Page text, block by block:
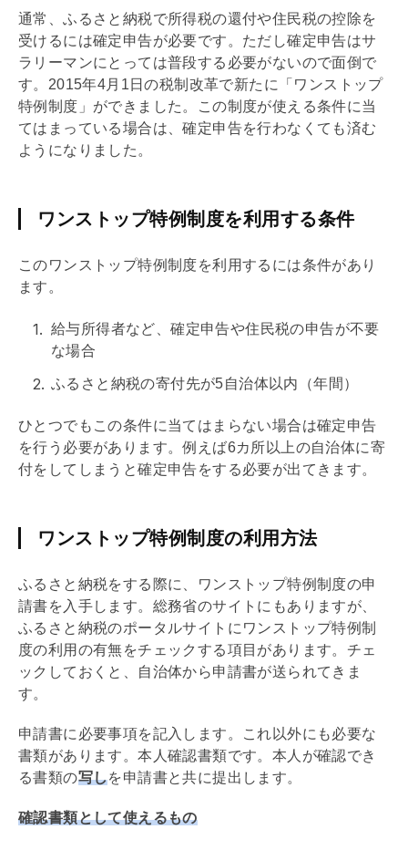
通常、ふるさと納税で所得税の還付や住民税の控除を
受けるには確定申告が必要です。ただし確定申告はサ
ラリーマンにとっては普段する必要がないので面倒で
す。2015年4月1日の税制改革で新たに「ワンストップ
特例制度」ができました。この制度が使える条件に当
てはまっている場合は、確定申告を行わなくても済む
ようになりました。
ワンストップ特例制度を利用する条件
このワンストップ特例制度を利用するには条件があり
ます。
給与所得者など、確定申告や住民税の申告が不要
な場合
ふるさと納税の寄付先が5自治体以内（年間）
ひとつでもこの条件に当てはまらない場合は確定申告
を行う必要があります。例えば6カ所以上の自治体に寄
付をしてしまうと確定申告をする必要が出てきます。
ワンストップ特例制度の利用方法
ふるさと納税をする際に、ワンストップ特例制度の申
請書を入手します。総務省のサイトにもありますが、
ふるさと納税のポータルサイトにワンストップ特例制
度の利用の有無をチェックする項目があります。チェ
ックしておくと、自治体から申請書が送られてきま
す。
申請書に必要事項を記入します。これ以外にも必要な
書類があります。本人確認書類です。本人が確認でき
る書類の写しを申請書と共に提出します。
確認書類として使えるもの